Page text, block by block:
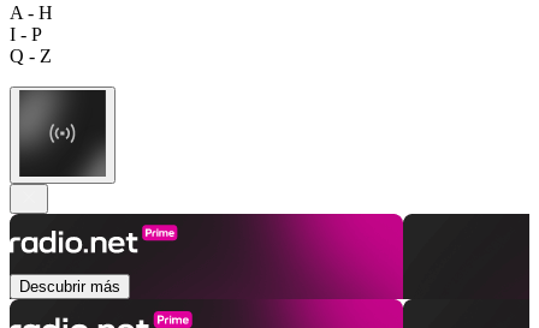
A - H
I - P
Q - Z
Descubrir más